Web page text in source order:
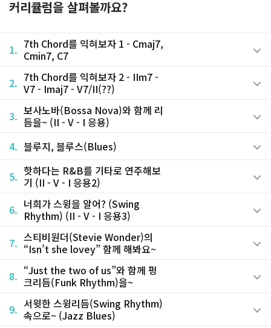
커리큘럼을 살펴볼까요?
1. 7th Chord를 익혀보자 1 - Cmaj7,
Cmin7, C7
2. 7th Chord를 익혀보자 2 - IIm7 -
V7 - Imaj7 - V7/II(??)
3. 보사노바(Bossa Nova)와 함께 리
듬을~ (II - V - I 응용)
4. 블루지, 블루스(Blues)
5. 핫하다는 R&B를 기타로 연주해보
기 (II - V - I 응용2)
6. 너희가 스윙을 알어? (Swing
Rhythm) (II - V - I 응용3)
7. 스티비원더(Stevie Wonder)의
“Isn’t she lovey” 함께 해봐요~
8. “Just the two of us”와 함께 펑
크리듬(Funk Rhythm)을~
9. 서윗한 스윙리듬(Swing Rhythm)
속으로~ (Jazz Blues)